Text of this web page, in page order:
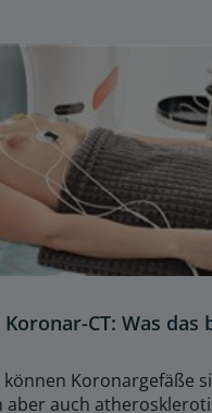
CT: Was das
können Koronargefäße
aber auch